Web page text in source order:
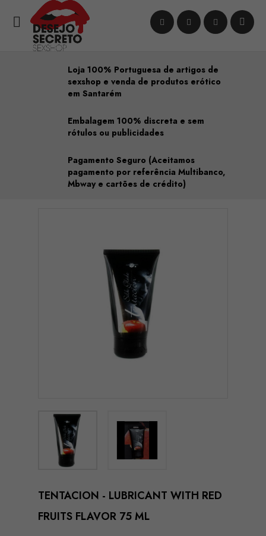

Loja 100% Portuguesa de artigos de
sexshop e venda de produtos erótico
em Santarém
Embalagem 100% discreta e sem
rótulos ou publicidades
Pagamento Seguro (Aceitamos
pagamento por referência Multibanco,
Mbway e cartões de crédito)
TENTACION - LUBRICANT WITH RED
FRUITS FLAVOR 75 ML